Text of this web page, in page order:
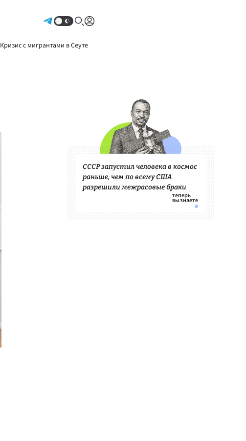
Кризис с мигрантами в Сеуте
СССР запустил человека в космос
раньше, чем по всему США
разрешили межрасовые браки